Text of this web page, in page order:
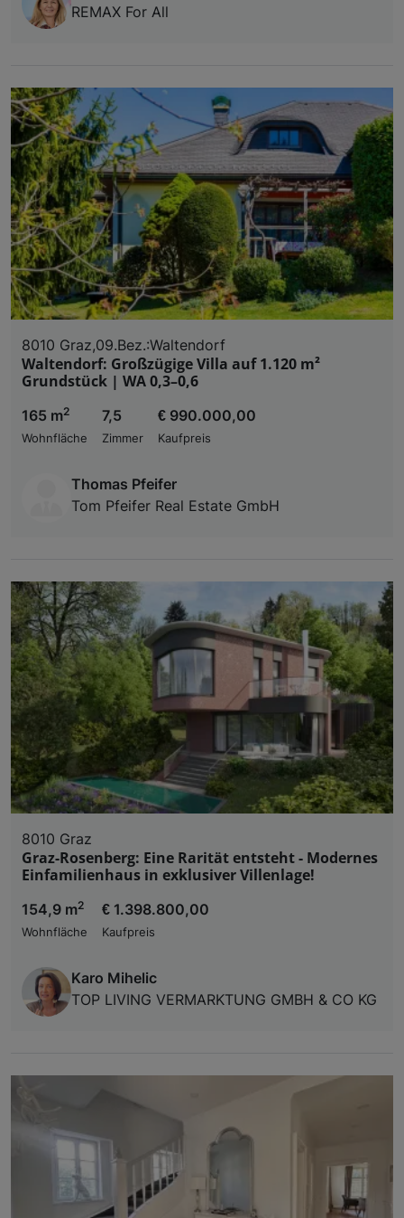
REMAX For All
8010 Graz,09.Bez.:Waltendorf
Waltendorf: Großzügige Villa auf 1.120 m²
Grundstück | WA 0,3–0,6
165 m2
Wohnfläche
7,5
Zimmer
€ 990.000,00
Kaufpreis
Thomas Pfeifer
Tom Pfeifer Real Estate GmbH
8010 Graz
Graz-Rosenberg: Eine Rarität entsteht - Modernes
Einfamilienhaus in exklusiver Villenlage!
154,9 m2
Wohnfläche
€ 1.398.800,00
Kaufpreis
Karo Mihelic
TOP LIVING VERMARKTUNG GMBH & CO KG